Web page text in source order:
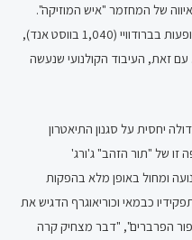
של המחזמר "איש המוזיקה".
"סיפור הפרברים" רץ באופן מכובד 732 הופעות בברודוויי (1,040 בווסט אנד),
עם זאת, העיבוד הקולנועי שנעשה
יחסית על סגנון התיאטרון
מאז המאה ה-19, בתקופה זו של "תור הזהב" ג'ורג'
ומחול באופן מלא בהפקות
כבמאי וכוריאוגרף הדגיש את
הפרברים", "דבר מצחיק קרה